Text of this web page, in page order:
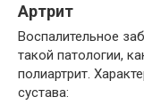
Артрит
Воспалительное
такой патологии,
полиартрит.
сустава: